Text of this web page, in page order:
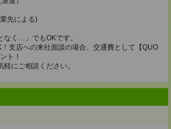
先による)
く…」でもOKです。
支店への来社面談の場合、交通費として【QUO
ト！
にご相談ください。